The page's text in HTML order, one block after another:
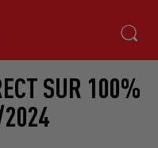
SUR 100%